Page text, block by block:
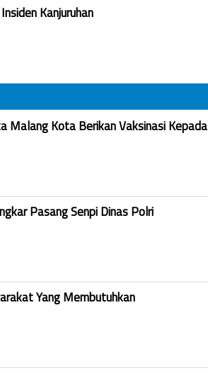
Kanjuruhan
Malang Kota Berikan Vaksinasi Kepada
Pasang Senpi Dinas Polri
Yang Membutuhkan